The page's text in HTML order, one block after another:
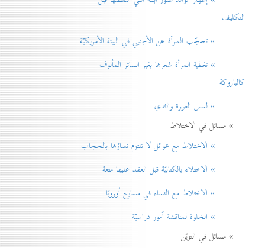
التكليف
» تحجّب المرأة عن الأجنبي في البيئة الأمريكيّة
» تغطية المرأة شعرها بغير الساتر المألوف
كالباروكة
» لمس العورة والثدي
» مسائل في الاختلاط
» الاختلاط مع عوائل لا تلتزم نساؤها بالحجاب
» الاختلاء بالكتابيّة قبل العقد عليها متعة
» الاختلاط مع النساء في مسابح اُوروبّا
» الخلوة لمناقشة اُمور دراسيّة
» مسائل في التزيّن